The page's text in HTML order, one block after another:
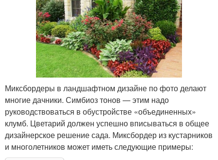
Миксбордеры в ландшафтном дизайне по фото делают
многие дачники. Симбиоз тонов — этим надо
руководствоваться в обустройстве «объединенных»
клумб. Цветарий должен успешно вписываться в общее
дизайнерское решение сада. Миксбордер из кустарников
и многолетников может иметь следующие примеры: